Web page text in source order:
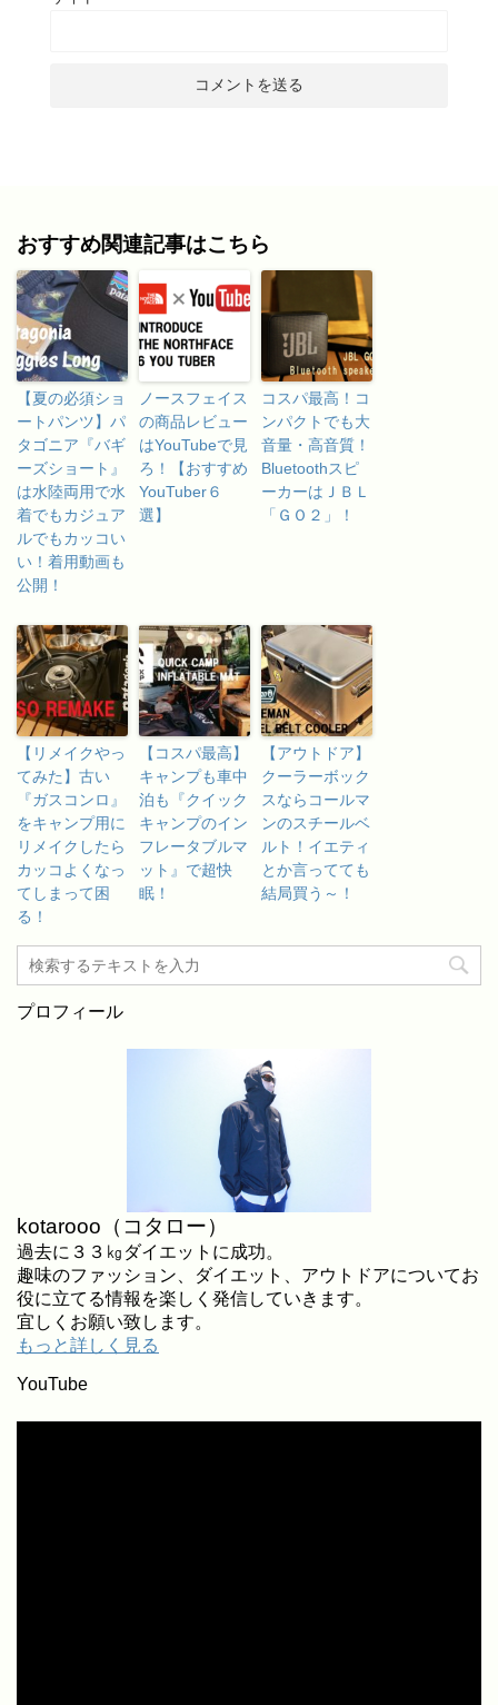
おすすめ関連記事はこちら
【夏の必須ショ
ートパンツ】パ
タゴニア『バギ
ーズショート』
は水陸両用で水
着でもカジュア
ルでもカッコい
い！着用動画も
公開！
ノースフェイス
の商品レビュー
はYouTubeで見
ろ！【おすすめ
YouTuber６
選】
コスパ最高！コ
ンパクトでも大
音量・高音質！
Bluetoothスピ
ーカーはＪＢＬ
「ＧＯ２」！
【リメイクやっ
てみた】古い
『ガスコンロ』
をキャンプ用に
リメイクしたら
カッコよくなっ
てしまって困
る！
【コスパ最高】
キャンプも車中
泊も『クイック
キャンプのイン
フレータブルマ
ット』で超快
眠！
【アウトドア】
クーラーボック
スならコールマ
ンのスチールベ
ルト！イエティ
とか言ってても
結局買う～！
プロフィール
kotarooo（コタロー）
過去に３３㎏ダイエットに成功。
趣味のファッション、ダイエット、アウトドアについてお
役に立てる情報を楽しく発信していきます。
宜しくお願い致します。
もっと詳しく見る
YouTube